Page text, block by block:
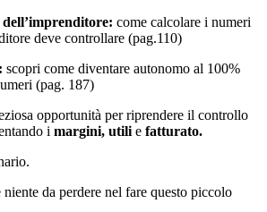
come calcolare i numeri
deve controllare (pag.110)
scopri come diventare autonomo al 100%
(pag. 187)
opportunità per riprendere il controllo
i margini, utili e fatturato.
da perdere nel fare questo piccolo